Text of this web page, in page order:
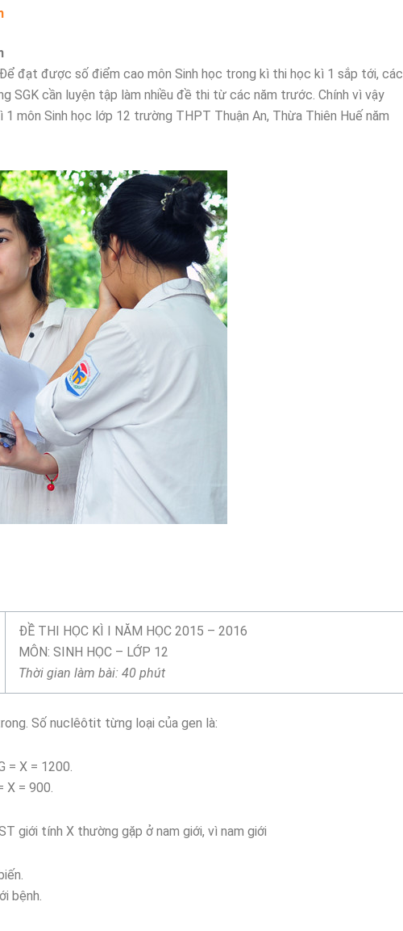
đạt được số điểm cao môn Sinh học trong kì thi học kì 1 sắp tới, các
SGK cần luyện tập làm nhiều đề thi từ các năm trước. Chính vì vậy
môn Sinh học lớp 12 trường THPT Thuận An, Thừa Thiên Huế năm
ĐỀ THI HỌC KÌ I NĂM HỌC 2015 – 2016
MÔN: SINH HỌC – LỚP 12
Thời gian làm bài: 40 phút
Số nuclêôtit từng loại của gen là:
X = 1200.
= 900.
giới tính X thường gặp ở nam giới, vì nam giới
bệnh.